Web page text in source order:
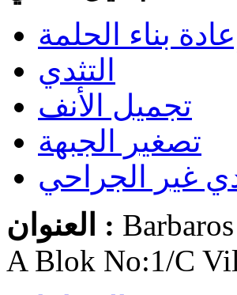
إعادة بناء الحلمة
التثدي
تجميل الأنف
تصغير الجبهة
غير الجراحي
العنوان :
A Blok No:1/C